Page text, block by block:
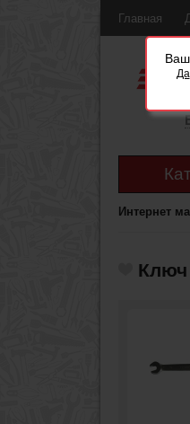
Главная
Ваш
Да
Интернет
Ключ